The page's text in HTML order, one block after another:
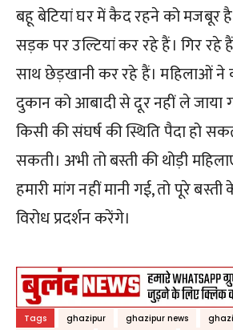
बहू बेटियां घर में कैद रहने को मजबूर
सड़क पर उल्टियां कर रहे हैं। गिर रहे
साथ छेड़खानी कर रहे हैं। महिलाओं
दुकान को आबादी से दूर नहीं ले जाया
किसी की संघर्ष की स्थिति पैदा हो
सकती। अभी तो बस्ती की थोड़ी
हमारी मांग नहीं मानी गई, तो पूरे
विरोध प्रदर्शन करेंगे।
Tags ghazipur ghazipur news